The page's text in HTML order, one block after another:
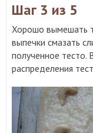
Шаг 3 из 5
Хорошо вымешать
выпечки смазать
полученное тесто.
распределения